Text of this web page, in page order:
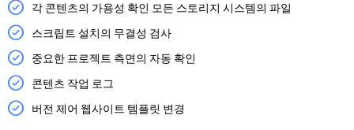
각 콘텐츠의 가용성 확인 모든 스토리지 시스템의 파일
스크립트 설치의 무결성 검사
중요한 프로젝트 측면의 자동 확인
콘텐츠 작업 로그
버전 제어 웹사이트 템플릿 변경